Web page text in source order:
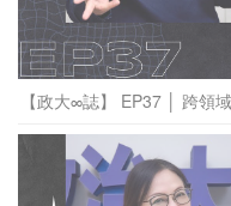
【政大∞誌】 EP37 │ 跨領